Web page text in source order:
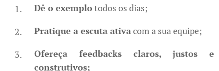
Dê o exemplo todos os dias;
Pratique a escuta ativacom a sua equipe;
Ofereça feedbacks claros, justos e
construtivos;